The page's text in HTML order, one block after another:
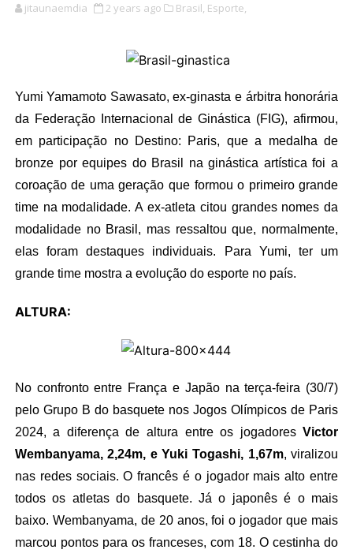
jitaunaemdia 2 years ago Brasil, Esporte,
Yumi Yamamoto Sawasato, ex-ginasta e árbitra honorária
da Federação Internacional de Ginástica (FIG), afirmou,
em participação no Destino: Paris, que a medalha de
bronze por equipes do Brasil na ginástica artística foi a
coroação de uma geração que formou o primeiro grande
time na modalidade. A ex-atleta citou grandes nomes da
modalidade no Brasil, mas ressaltou que, normalmente,
elas foram destaques individuais. Para Yumi, ter um
grande time mostra a evolução do esporte no país.
ALTURA:
No confronto entre França e Japão na terça-feira (30/7)
pelo Grupo B do basquete nos Jogos Olímpicos de Paris
2024, a diferença de altura entre os jogadoresVictor
Wembanyama, 2,24m, e Yuki Togashi, 1,67m, viralizou
nas redes sociais. O francês é o jogador mais alto entre
todos os atletas do basquete. Já o japonês é o mais
baixo. Wembanyama, de 20 anos, foi o jogador que mais
marcou pontos para os franceses, com 18. O cestinha do